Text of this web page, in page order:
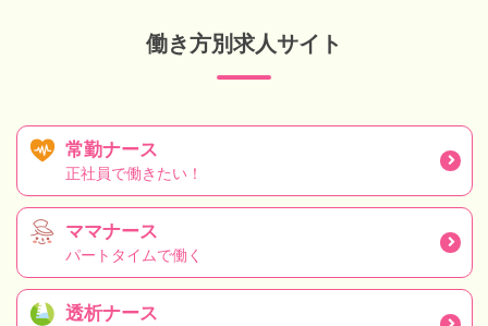
働き方別求人サイト
常勤ナース
正社員で働きたい！
ママナース
パートタイムで働く
透析ナース